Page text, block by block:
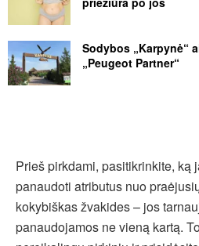
Sodybos „Karpynė“
„Peugeot Partner“
Prieš pirkdami, pasitikrinkite, ką
panaudoti atributus nuo
kokybiškas žvakides – jos
panaudojamos ne vieną kartą.